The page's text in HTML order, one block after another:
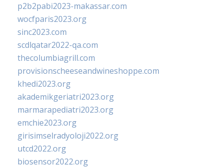
p2b2pabi2023-makassar.com
wocfparis2023.org
sinc2023.com
scdlqatar2022-qa.com
thecolumbiagrill.com
provisionscheeseandwineshoppe.com
khedi2023.org
akademikgeriatri2023.org
marmarapediatri2023.org
emchie2023.org
girisimselradyoloji2022.org
utcd2022.org
biosensor2022.org